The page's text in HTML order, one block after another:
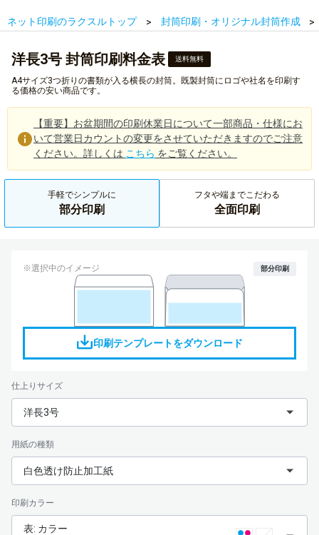
ネット印刷のラクスルトップ 封筒印刷・オリジナル封筒作成
洋長3号 封筒印刷料金表 送料無料
A4サイズ3つ折りの書類が入る横長の封筒。既製封筒にロゴや社名を印刷す
る価格の安い商品です。
【重要】お盆期間の印刷休業日について一部商品・仕様にお
いて営業日カウントの変更をさせていただきますのでご注意
ください。詳しくは こちら をご覧ください。
手軽でシンプルに
部分印刷
フタや端までこだわる
全面印刷
※選択中のイメージ
印刷テンプレートをダウンロード
部分印刷
仕上りサイズ
洋長3号
用紙の種類
白色透け防止加工紙
印刷カラー
表: カラー